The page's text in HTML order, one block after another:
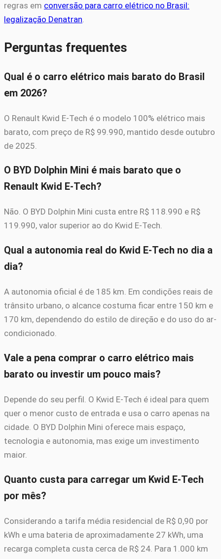
regras em conversão para carro elétrico no Brasil:
legalização Denatran.
Perguntas frequentes
Qual é o carro elétrico mais barato do Brasil
em 2026?
O Renault Kwid E-Tech é o modelo 100% elétrico mais
barato, com preço de R$ 99.990, mantido desde outubro
de 2025.
O BYD Dolphin Mini é mais barato que o
Renault Kwid E-Tech?
Não. O BYD Dolphin Mini custa entre R$ 118.990 e R$
119.990, valor superior ao do Kwid E-Tech.
Qual a autonomia real do Kwid E-Tech no dia a
dia?
A autonomia oficial é de 185 km. Em condições reais de
trânsito urbano, o alcance costuma ficar entre 150 km e
170 km, dependendo do estilo de direção e do uso do ar-
condicionado.
Vale a pena comprar o carro elétrico mais
barato ou investir um pouco mais?
Depende do seu perfil. O Kwid E-Tech é ideal para quem
quer o menor custo de entrada e usa o carro apenas na
cidade. O BYD Dolphin Mini oferece mais espaço,
tecnologia e autonomia, mas exige um investimento
maior.
Quanto custa para carregar um Kwid E-Tech
por mês?
Considerando a tarifa média residencial de R$ 0,90 por
kWh e uma bateria de aproximadamente 27 kWh, uma
recarga completa custa cerca de R$ 24. Para 1.000 km